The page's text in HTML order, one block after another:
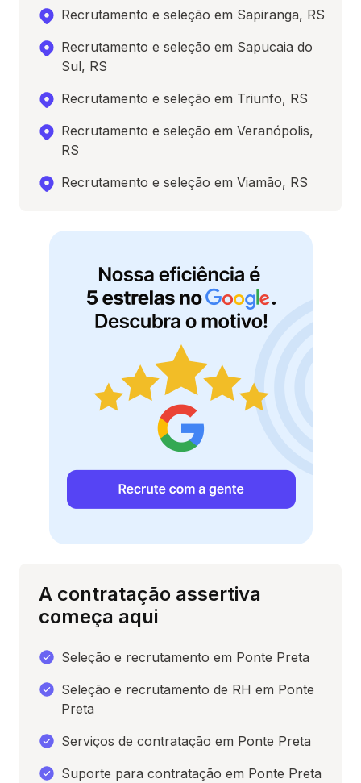
Recrutamento e seleção em Sapiranga, RS
Recrutamento e seleção em Sapucaia do
Sul, RS
Recrutamento e seleção em Triunfo, RS
Recrutamento e seleção em Veranópolis,
RS
Recrutamento e seleção em Viamão, RS
A contratação assertiva
começa aqui
Seleção e recrutamento em Ponte Preta
Seleção e recrutamento de RH em Ponte
Preta
Serviços de contratação em Ponte Preta
Suporte para contratação em Ponte Preta